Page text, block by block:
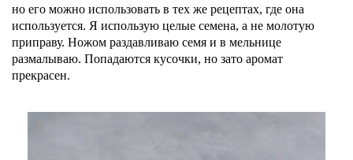
но его можно использовать в тех же рецептах, где она
используется. Я использую целые семена, а не молотую
приправу. Ножом раздавливаю семя и в мельнице
размалываю. Попадаются кусочки, но зато аромат
прекрасен.